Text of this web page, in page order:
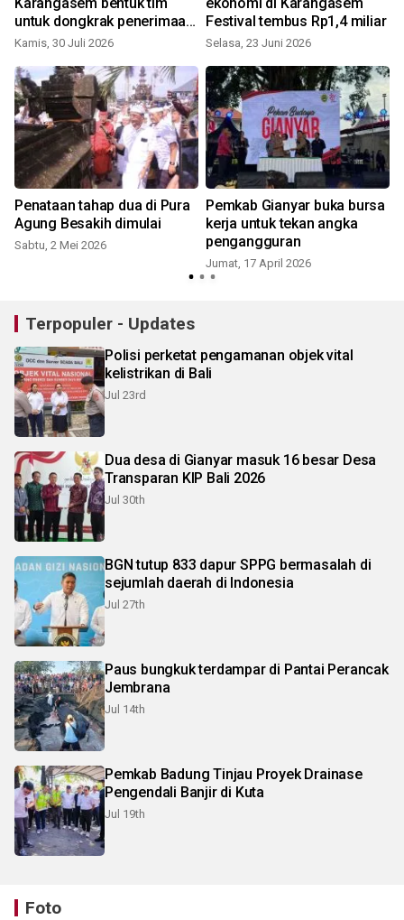
untuk dongkrak penerimaan
pajak
Kamis, 30 Juli 2026
Festival tembus Rp1,4 miliar
Selasa, 23 Juni 2026
Penataan tahap dua di Pura
Agung Besakih dimulai
Sabtu, 2 Mei 2026
Pemkab Gianyar buka bursa
kerja untuk tekan angka
pengangguran
Jumat, 17 April 2026
Terpopuler - Updates
Polisi perketat pengamanan objek vital
kelistrikan di Bali
Jul 23rd
Dua desa di Gianyar masuk 16 besar Desa
Transparan KIP Bali 2026
Jul 30th
BGN tutup 833 dapur SPPG bermasalah di
sejumlah daerah di Indonesia
Jul 27th
Paus bungkuk terdampar di Pantai Perancak
Jembrana
Jul 14th
Pemkab Badung Tinjau Proyek Drainase
Pengendali Banjir di Kuta
Jul 19th
Foto